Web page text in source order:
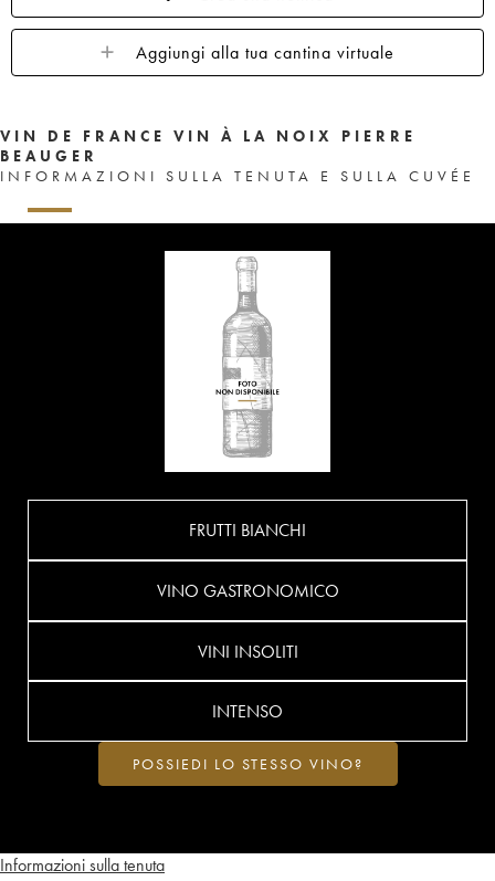
Aggiungi alla tua cantina virtuale
VIN DE FRANCE VIN À LA NOIX PIERRE
BEAUGER
INFORMAZIONI SULLA TENUTA E SULLA CUVÉE
Informazioni sulla tenuta
FRUTTI BIANCHI
VINO GASTRONOMICO
VINI INSOLITI
INTENSO
POSSIEDI LO STESSO VINO?